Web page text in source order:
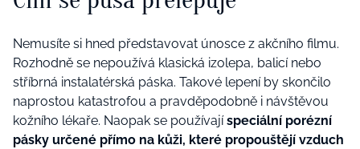
Nemusíte si hned představovat únosce z akčního filmu.
Rozhodně se nepoužívá klasická izolepa, balicí nebo
stříbrná instalatérská páska. Takové lepení by skončilo
naprostou katastrofou a pravděpodobně i návštěvou
kožního lékaře. Naopak se používajíspeciální porézní
pásky určené přímo na kůži, které propouštějí vzduch